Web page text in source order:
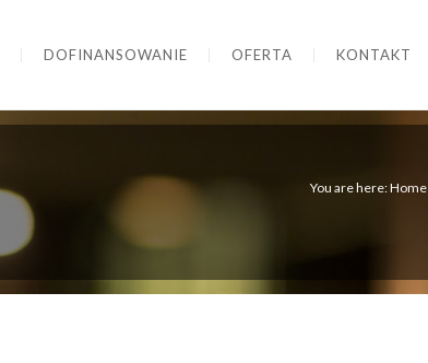
DOFINANSOWANIE OFERTA KONTAKT
You are here: Home